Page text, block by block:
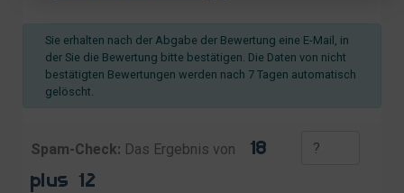
Sie erhalten nach der Abgabe der Bewertung eine E-Mail, in
der Sie die Bewertung bitte bestätigen. Die Daten von nicht
bestätigten Bewertungen werden nach 7 Tagen automatisch
gelöscht.
Spam-Check: Das Ergebnis von